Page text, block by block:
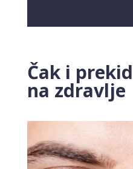
Čak i
na zdravlje